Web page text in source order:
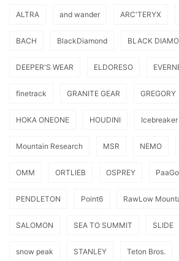
ALTRA and wander ARC'TERYX
BACH BlackDiamond BLACK
DEEPER'S WEAR ELDORESO
finetrack GRANITE GEAR GREGORY
HOKA ONEONE HOUDINI Icebreaker
Mountain Research MSR NEMO
OMM ORTLIEB OSPREY PaaGo
PENDLETON Point6 RawLow
SALOMON SEA TO SUMMIT SLIDE
snow peak STANLEY Teton Bros.